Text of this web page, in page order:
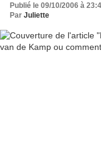
Publié le 09/10/2006 à
Par Juliette